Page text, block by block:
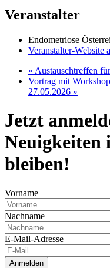
Veranstalter
Endometriose
Veranstalter-Website
« Austauschtreffen
Vortrag mit
27.05.2026 »
Jetzt
bleiben!
Vorname
Nachname
E-Mail-Adresse
Anmelden